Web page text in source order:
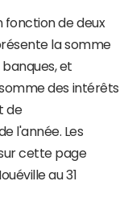
fonction de deux
la somme
et
des intérêts
de
l'année. Les
cette page
au 31